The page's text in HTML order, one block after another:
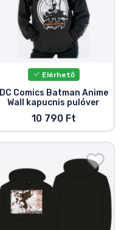
Elérhető
DC Comics Batman Anime
Wall kapucnis pulóver
10 790 Ft